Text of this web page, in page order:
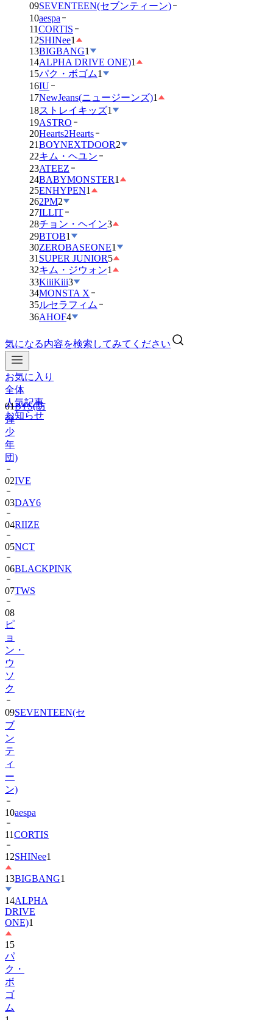
09SEVENTEEN(セブンティーン)
10aespa
11CORTIS
12SHINee1
13BIGBANG1
14ALPHA DRIVE ONE)1
15パク・ボゴム1
16IU
17NewJeans(ニュージーンズ)1
18ストレイキッズ1
19ASTRO
20Hearts2Hearts
21BOYNEXTDOOR2
22キム・ヘユン
23ATEEZ
24BABYMONSTER1
25ENHYPEN1
262PM2
27ILLIT
28チョン・ヘイン3
29BTOB1
30ZEROBASEONE1
31 SUPER JUNIOR5
32キム・ジウォン1
33KiiiKiii3
34MONSTA X
35ルセラフィム
36AHOF4
気になる内容を検索してみてください
お気に入り
全体
人気記事
お知らせ
01BTS(防
弾
少
年
団)
02 IVE
03DAY6
04RIIZE
05NCT
06BLACKPINK
07TWS
08
ピ
ョ
ン・
ウ
ソ
ク
09
ブ
ン
テ
ィ
ー
ン)
10aespa
11CORTIS
12SHINee1
13BIGBANG
14ALPHA
DRIVE
ONE)1
15
パ
ク・
ボ
ゴ
ム
1